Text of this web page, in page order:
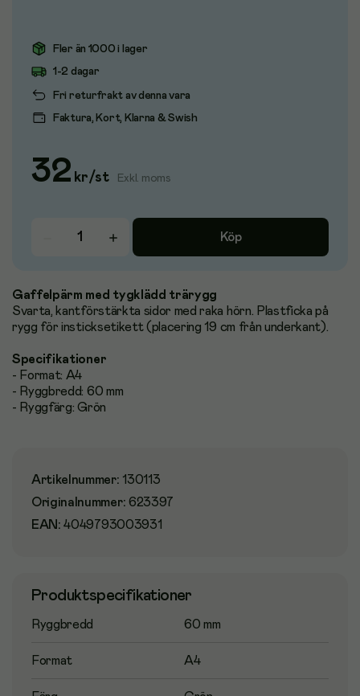
Fler än 1000 i lager
Fri returfrakt av denna vara
1-2 dagar
Faktura, Kort, Klarna & Swish
32 kr/st Exkl. moms
Köp
Gaffelpärm med tygklädd trärygg
Svarta, kantförstärkta sidor med raka hörn. Plastficka på
rygg för insticksetikett (placering 19 cm från underkant).
Specifikationer
- Format: A4
- Ryggbredd: 60 mm
- Ryggfärg: Grön
Artikelnummer: 130113
Originalnummer: 623397
EAN: 4049793003931
Produktspecifikationer
Ryggbredd 60 mm
Format A4